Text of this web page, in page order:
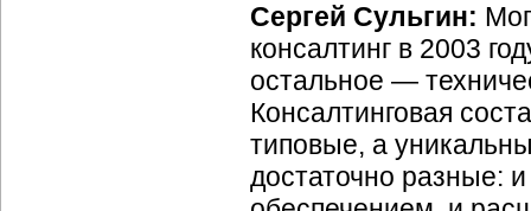
Сергей Сульгин:
консалтинг в 2003
остальное —
Консалтинговая
типовые, а
достаточно разные: